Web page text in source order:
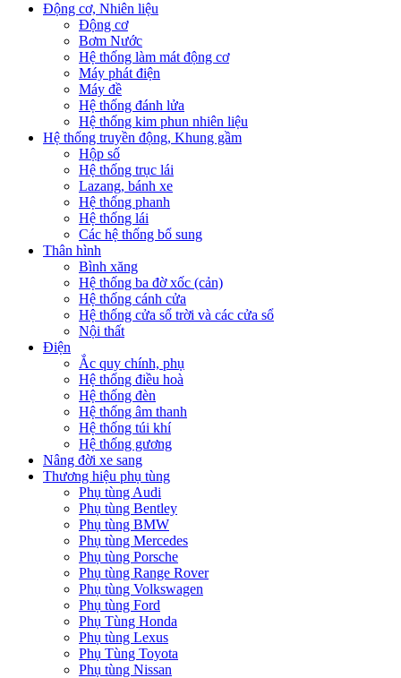
Động cơ, Nhiên liệu
Động cơ
Bơm Nước
Hệ thống làm mát động cơ
Máy phát điện
Máy đề
Hệ thống đánh lửa
Hệ thống kim phun nhiên liệu
Hệ thống truyền động, Khung gầm
Hộp số
Hệ thống trục lái
Lazang, bánh xe
Hệ thống phanh
Hệ thống lái
Các hệ thống bổ sung
Thân hình
Bình xăng
Hệ thống ba đờ xốc (cản)
Hệ thống cánh cửa
Hệ thống cửa sổ trời và các cửa sổ
Nội thất
Điện
Ắc quy chính, phụ
Hệ thống điều hoà
Hệ thống đèn
Hệ thống âm thanh
Hệ thống túi khí
Hệ thống gương
Nâng đời xe sang
Thương hiệu phụ tùng
Phụ tùng Audi
Phụ tùng Bentley
Phụ tùng BMW
Phụ tùng Mercedes
Phụ tùng Porsche
Phụ tùng Range Rover
Phụ tùng Volkswagen
Phụ tùng Ford
Phụ Tùng Honda
Phụ tùng Lexus
Phụ Tùng Toyota
Phụ tùng Nissan